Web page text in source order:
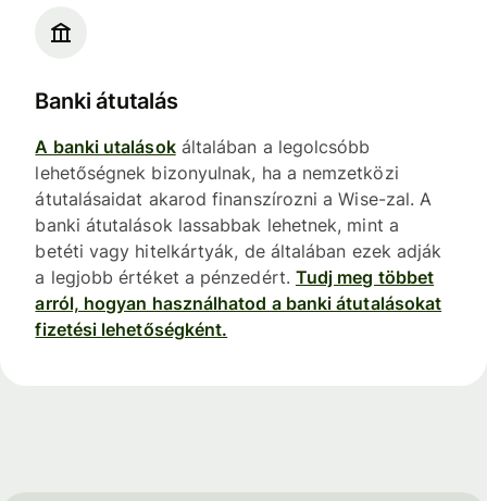
Banki átutalás
A banki utalásokáltalában a legolcsóbb
lehetőségnek bizonyulnak, ha a nemzetközi
átutalásaidat akarod finanszírozni a Wise-zal. A
banki átutalások lassabbak lehetnek, mint a
betéti vagy hitelkártyák, de általában ezek adják
a legjobb értéket a pénzedért. Tudj meg többet
arról, hogyan használhatod a banki átutalásokat
fizetési lehetőségként.